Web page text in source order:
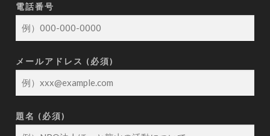
電話番号
メールアドレス (必須)
題名 (必須)